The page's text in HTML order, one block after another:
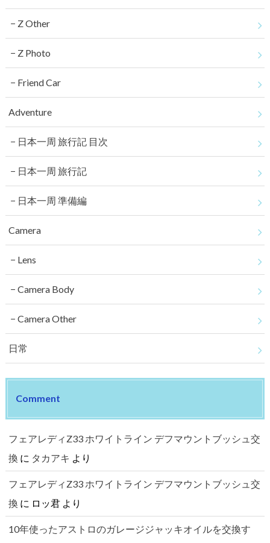
Z Other
Z Photo
Friend Car
Adventure
日本一周 旅行記 目次
日本一周 旅行記
日本一周 準備編
Camera
Lens
Camera Body
Camera Other
日常
Comment
フェアレディZ33 ホワイトライン デフマウントブッシュ交
換 に タカアキ より
フェアレディZ33 ホワイトライン デフマウントブッシュ交
換 に ロッ君より
10年使ったアストロのガレージジャッキオイルを交換す